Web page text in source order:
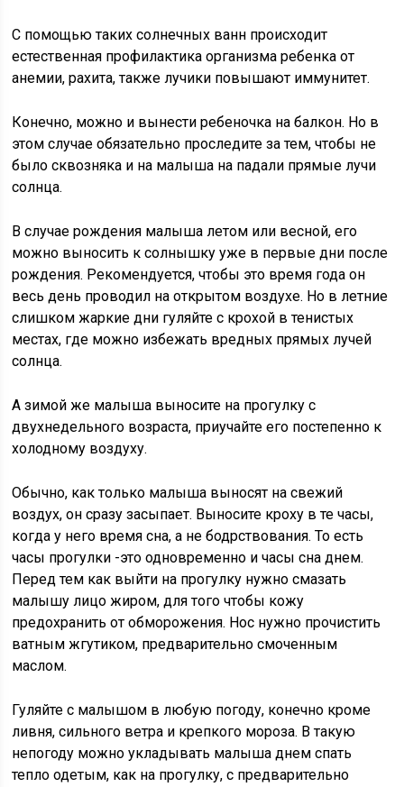
С помощью таких солнечных ванн происходит
естественная профилактика организма ребенка от
анемии, рахита, также лучики повышают иммунитет.
Конечно, можно и вынести ребеночка на балкон. Но в
этом случае обязательно проследите за тем, чтобы не
было сквозняка и на малыша на падали прямые лучи
солнца.
В случае рождения малыша летом или весной, его
можно выносить к солнышку уже в первые дни после
рождения. Рекомендуется, чтобы это время года он
весь день проводил на открытом воздухе. Но в летние
слишком жаркие дни гуляйте с крохой в тенистых
местах, где можно избежать вредных прямых лучей
солнца.
А зимой же малыша выносите на прогулку с
двухнедельного возраста, приучайте его постепенно к
холодному воздуху.
Обычно, как только малыша выносят на свежий
воздух, он сразу засыпает. Выносите кроху в те часы,
когда у него время сна, а не бодрствования. То есть
часы прогулки -это одновременно и часы сна днем.
Перед тем как выйти на прогулку нужно смазать
малышу лицо жиром, для того чтобы кожу
предохранить от обморожения. Нос нужно прочистить
ватным жгутиком, предварительно смоченным
маслом.
Гуляйте с малышом в любую погоду, конечно кроме
ливня, сильного ветра и крепкого мороза. В такую
непогоду можно укладывать малыша днем спать
тепло одетым, как на прогулку, с предварительно